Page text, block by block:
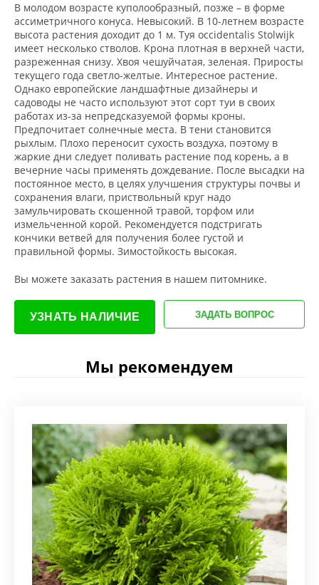
В молодом возрасте куполообразный, позже – в форме
ассиметричного конуса. Невысокий. В 10-летнем возрасте
высота растения доходит до 1 м. Туя occidentalis Stolwijk
имеет несколько стволов. Крона плотная в верхней части,
разреженная снизу. Хвоя чешуйчатая, зеленая. Приросты
текущего года светло-желтые. Интересное растение.
Однако европейские ландшафтные дизайнеры и
садоводы не часто используют этот сорт туи в своих
работах из-за непредсказуемой формы кроны.
Предпочитает солнечные места. В тени становится
рыхлым. Плохо переносит сухость воздуха, поэтому в
жаркие дни следует поливать растение под корень, а в
вечерние часы применять дождевание. После высадки на
постоянное место, в целях улучшения структуры почвы и
сохранения влаги, приствольный круг надо
замульчировать скошенной травой, торфом или
измельченной корой. Рекомендуется подстригать
кончики ветвей для получения более густой и
правильной формы. Зимостойкость высокая.
Вы можете заказать растения в нашем питомнике.
УЗНАТЬ НАЛИЧИЕ ЗАДАТЬ ВОПРОС
Мы рекомендуем